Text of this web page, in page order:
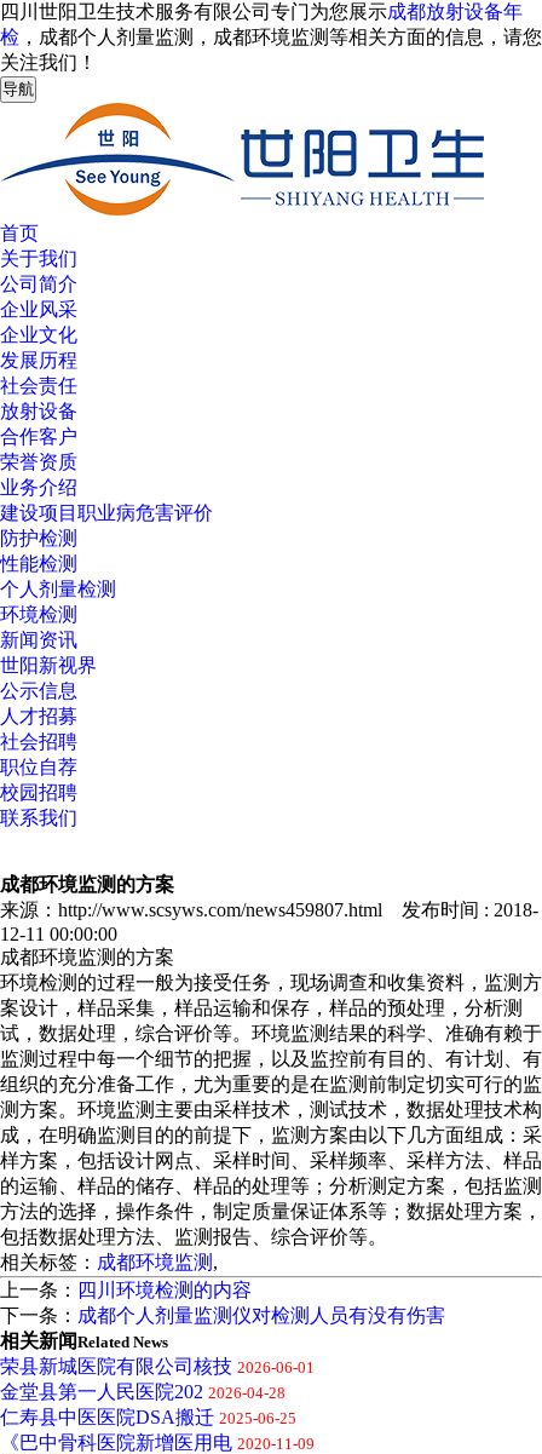
四川世阳卫生技术服务有限公司专门为您展示成都放射设备年
检 ，成都个人剂量监测，成都环境监测等相关方面的信息，请您
关注我们！
导航
首页
关于我们
公司简介
企业风采
企业文化
发展历程
社会责任
放射设备
合作客户
荣誉资质
业务介绍
建设项目职业病危害评价
防护检测
性能检测
个人剂量检测
环境检测
新闻资讯
世阳新视界
公示信息
人才招募
社会招聘
职位自荐
校园招聘
联系我们
成都环境监测的方案
来源：http://www.scsyws.com/news459807.html 发布时间 : 2018-
12-11 00:00:00
成都环境监测的方案
环境检测的过程一般为接受任务，现场调查和收集资料，监测方
案设计，样品采集，样品运输和保存，样品的预处理，分析测
试，数据处理，综合评价等。环境监测结果的科学、准确有赖于
监测过程中每一个细节的把握，以及监控前有目的、有计划、有
组织的充分准备工作，尤为重要的是在监测前制定切实可行的监
测方案。环境监测主要由采样技术，测试技术，数据处理技术构
成，在明确监测目的的前提下，监测方案由以下几方面组成：采
样方案，包括设计网点、采样时间、采样频率、采样方法、样品
的运输、样品的储存、样品的处理等；分析测定方案，包括监测
方法的选择，操作条件，制定质量保证体系等；数据处理方案，
包括数据处理方法、监测报告、综合评价等。
相关标签： 成都环境监测 ,
上一条： 四川环境检测的内容
下一条： 成都个人剂量监测仪对检测人员有没有伤害
相关新闻Related News
荣县新城医院有限公司核技 2026-06-01
金堂县第一人民医院202 2026-04-28
仁寿县中医医院DSA搬迁 2025-06-25
《巴中骨科医院新增医用电 2020-11-09